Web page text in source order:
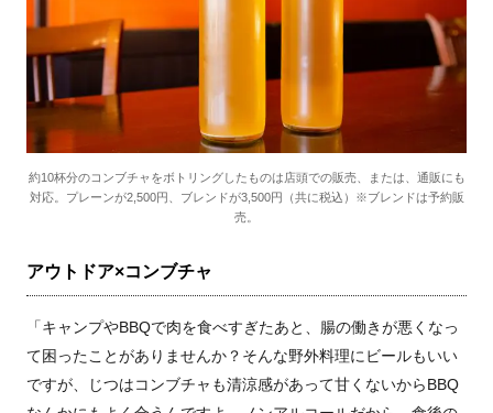
約10杯分のコンブチャをボトリングしたものは店頭での販売、または、通販にも
対応。プレーンが2,500円、ブレンドが3,500円（共に税込）※ブレンドは予約販
売。
アウトドア×コンブチャ
「キャンプやBBQで肉を食べすぎたあと、腸の働きが悪くなっ
て困ったことがありませんか？そんな野外料理にビールもいい
ですが、じつはコンブチャも清涼感があって甘くないからBBQ